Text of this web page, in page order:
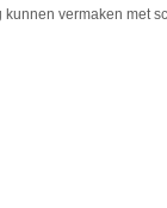
vermaken met